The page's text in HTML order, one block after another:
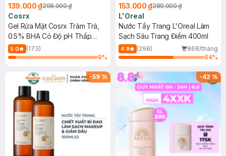
139.000 ₫298.000 ₫
Cosrx
Gel Rửa Mặt Cosrx Tràm Trà,
0.5% BHA Có Độ pH Thấp
150ml
5.0
(173)
9%
153.000 ₫289.000 ₫
L'Oreal
Nước Tẩy Trang L'Oreal Làm
Sạch Sâu Trang Điểm 400ml
4.8 (298)
868/tháng
64%
-59 % -42%